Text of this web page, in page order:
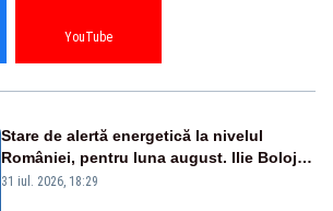
YouTube
Stare de alertă energetică la nivelul
României, pentru luna august. Ilie Bolojan
a anunțat importuri și posibile restricții –
31 iul. 2026, 18:29